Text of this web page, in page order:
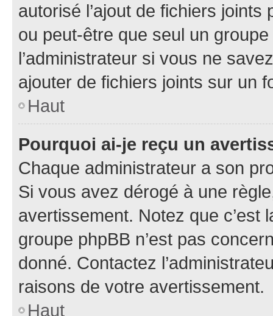
autorisé l’ajout de fichiers
ou peut-être que seul un
l’administrateur si vous ne
ajouter de fichiers joints sur un
Haut
Pourquoi ai-je reçu un
Chaque administrateur a son
Si vous avez dérogé à une
avertissement. Notez que c’est
groupe phpBB n’est pas
donné. Contactez
raisons de votre avertissement.
Haut